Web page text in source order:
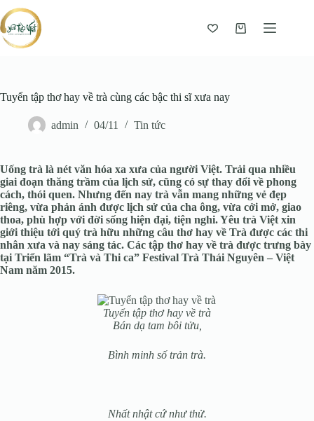
Giỏ
Tuyển tập thơ hay về trà cùng các bậc thi sĩ xưa nay
admin 04/11 Tin tức
Uống trà là nét văn hóa xa xưa của người Việt. Trải qua nhiều
giai đoạn thăng trầm của lịch sử, cũng có sự thay đổi về phong
cách, thói quen. Nhưng đến nay trà vẫn mang những vẻ đẹp
riêng, vừa phản ánh được lịch sử của cha ông, vừa cởi mở, giao
thoa, phù hợp với đời sống hiện đại, tiện nghi. Yêu trà Việt xin
giới thiệu tới quý trà hữu những câu thơ hay về Trà được các thi
nhân xưa và nay sáng tác. Các tập thơ hay về trà được trưng bày
tại Triển lãm “Trà và Thi ca” Festival Trà Thái Nguyên – Việt
Nam năm 2015.
Tuyển tập thơ hay về trà
Bán dạ tam bôi tửu,
Bình minh số trản trà.
Nhất nhật cứ như thử.